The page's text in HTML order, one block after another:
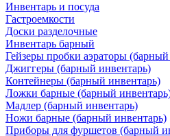
Инвентарь и посуда
Гастроемкости
Доски разделочные
Инвентарь барный
Гейзеры пробки аэраторы
Джиггеры (барный инвентарь)
Контейнеры (барный инвентарь)
Ложки барные (барный
Мадлер (барный инвентарь)
Ножи барные (барный инвентарь)
Приборы для фуршетов (барный